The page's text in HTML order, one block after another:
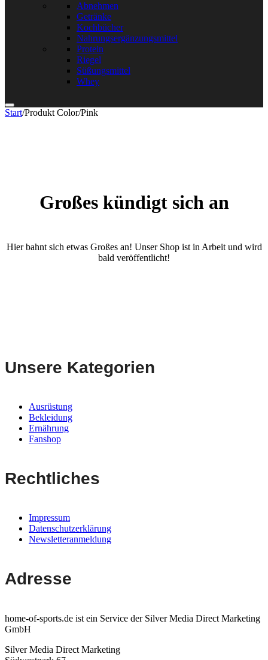
Abnehmen
Getränke
Kochbücher
Nahrungsergänzungsmittel
Protein
Riegel
Süßungsmittel
Whey
Start/Produkt Color/Pink
Großes kündigt sich an
Hier bahnt sich etwas Großes an! Unser Shop ist in Arbeit und wird
bald veröffentlicht!
Unsere Kategorien
Ausrüstung
Bekleidung
Ernährung
Fanshop
Rechtliches
Impressum
Datenschutzerklärung
Newsletteranmeldung
Adresse
home-of-sports.de ist ein Service der Silver Media Direct Marketing
GmbH
Silver Media Direct Marketing